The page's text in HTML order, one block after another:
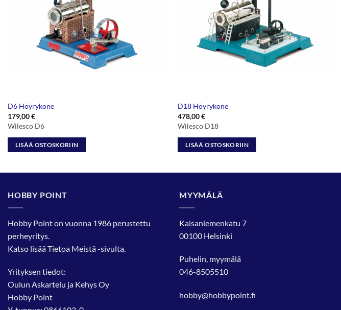
D6 Höyrykone
179,00€
Wilesco D6
LISÄÄ OSTOSKORIIN
D18 Höyrykone
478,00€
Wilesco D18
LISÄÄ OSTOSKORIIN
HOBBY POINT
Hobby Point on vuonna 1986 perustettu
perheyritys.
Katso lisääTietoa Meistä-sivulta.
Yrityksen tiedot:
Oulun Askartelu ja Kehys Oy
Hobby Point
MYYMÄLÄ
Kaisaniemenkatu 7
00100 Helsinki
Puhelin, myymälä
046-8505510
hobby@hobbypoint.fi